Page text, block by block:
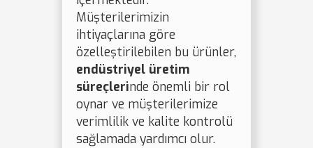
Müşterilerimizin
ihtiyaçlarına göre
özelleştirilebilen bu ürünler,
endüstriyel üretim
süreçlerinde önemli bir rol
oynar ve müşterilerimize
verimlilik ve kalite kontrolü
sağlamada yardımcı olur.